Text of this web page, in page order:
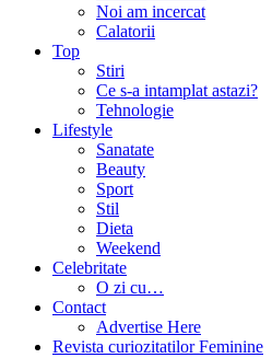
Noi am incercat
Calatorii
Top
Stiri
Ce s-a intamplat astazi?
Tehnologie
Lifestyle
Sanatate
Beauty
Sport
Stil
Dieta
Weekend
Celebritate
O zi cu…
Contact
Advertise Here
Revista curiozitatilor Feminine